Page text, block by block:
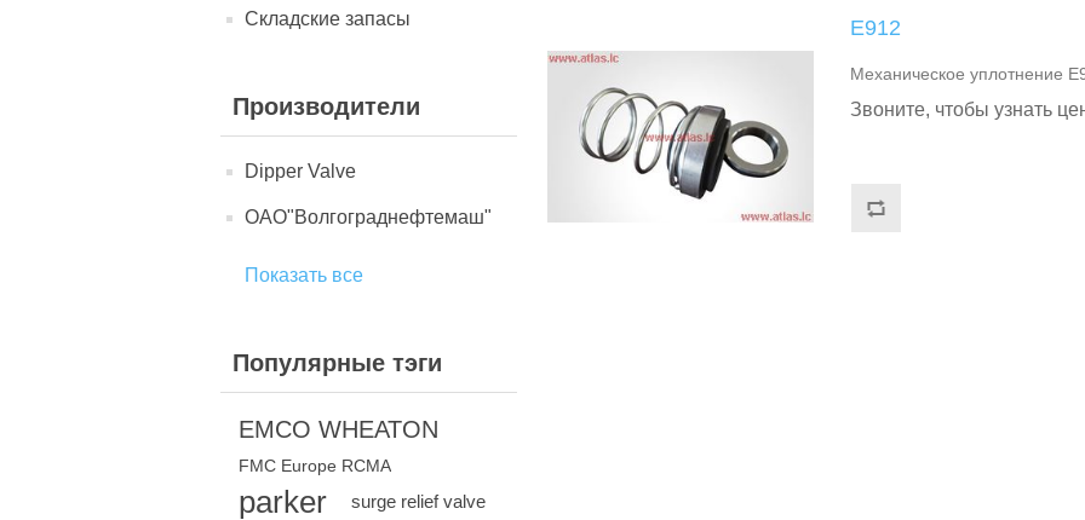
Складские запасы
Производители
Dipper Valve
ОАО"Волгограднефтемаш"
Показать все
Популярные тэги
EMCO WHEATON
FMC Europe RCMA
parker
surge relief valve
Е912
Механическое уплотнение
Звоните, чтобы узнать